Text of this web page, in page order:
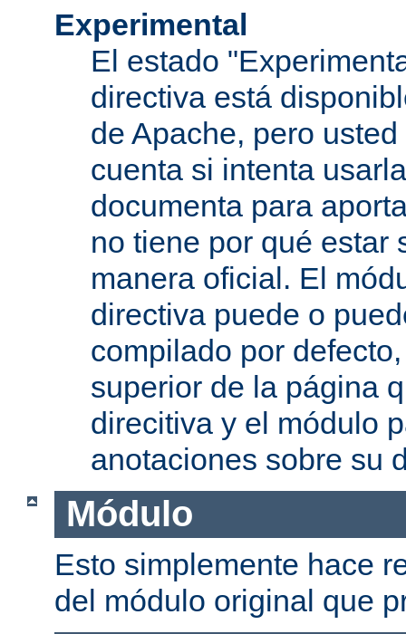
Experimental
El estado
directiva está
de Apache, pero
cuenta si intenta
documenta para
no tiene por qué estar
manera oficial. El
directiva puede o
compilado por
superior de la página
direcitiva y el módulo
anotaciones sobre su
Módulo
Esto simplemente hace
del módulo original que